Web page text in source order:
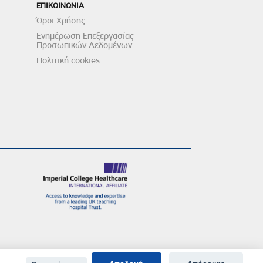
ΕΠΙΚΟΙΝΩΝΙΑ
Όροι Χρήσης
Ενημέρωση Επεξεργασίας
Προσωπικών Δεδομένων
Πολιτική cookies